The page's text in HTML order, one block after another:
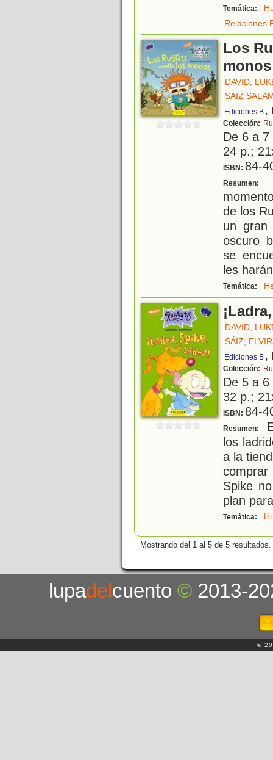
Temática:
Relaciones
Los
monos
DAVID,
SAIZ
Ediciones B ,
Colección:
De 6 a
24 p.;
ISBN: 84-
Resumen:
de los
un gran
oscuro
se
les
Temática:
DAVID,
SÁIZ,
Ediciones B ,
Colección:
De 5 a
32 p.;
ISBN: 84-
Resumen:
los
a la
comprar
Spike
plan
Temática:
Mostrando del 1 al 5 de 5 resultados.
lupadelcuento© 2013-
©